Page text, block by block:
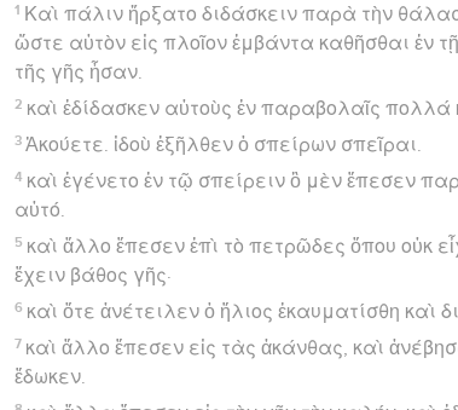
1 Καὶ πάλιν ἤρξατο διδάσκειν παρὰ τὴν
ὥστε αὐτὸν εἰς πλοῖον ἐμβάντα καθῆσθαι ἐν
τῆς γῆς ἦσαν.
2 καὶ ἐδίδασκεν αὐτοὺς ἐν παραβολαῖς πολλά
3 Ἀκούετε. ἰδοὺ ἐξῆλθεν ὁ σπείρων σπεῖραι.
4 καὶ ἐγένετο ἐν τῷ σπείρειν ὃ μὲν ἔπεσεν
αὐτό.
5 καὶ ἄλλο ἔπεσεν ἐπὶ τὸ πετρῶδες ὅπου οὐκ
ἔχειν βάθος γῆς·
6 καὶ ὅτε ἀνέτειλεν ὁ ἥλιος ἐκαυματίσθη καὶ
7 καὶ ἄλλο ἔπεσεν εἰς τὰς ἀκάνθας, καὶ
ἔδωκεν.